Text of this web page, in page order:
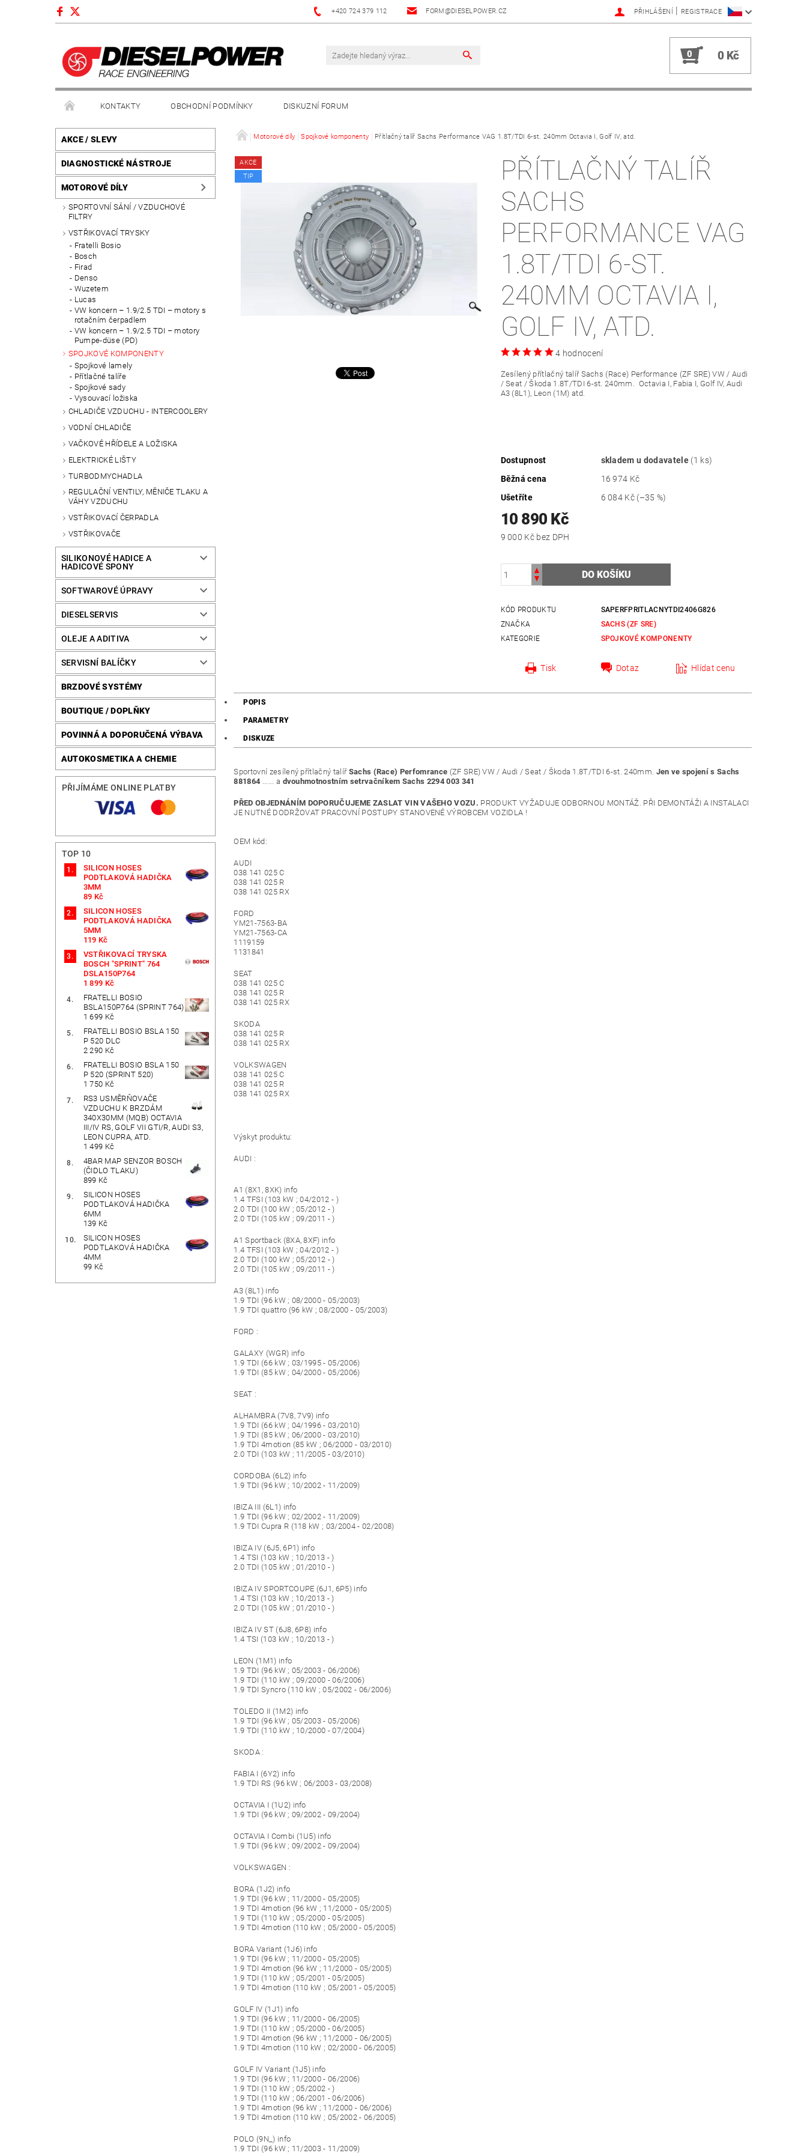
+420 724 379 112 FORM@DIESELPOWER.CZ PŘIHLÁŠENÍ | REGISTRACE
0 0 Kč
KONTAKTY OBCHODNÍ PODMÍNKY DISKUZNÍ FORUM
AKCE / SLEVY
DIAGNOSTICKÉ NÁSTROJE
MOTOROVÉ DÍLY
SPORTOVNÍ SÁNÍ / VZDUCHOVÉ
FILTRY
VSTŘIKOVACÍ TRYSKY
Fratelli Bosio
Bosch
Firad
Denso
Wuzetem
Lucas
VW koncern – 1.9/2.5 TDI – motory s
rotačním čerpadlem
VW koncern – 1.9/2.5 TDI – motory
Pumpe-düse (PD)
SPOJKOVÉ KOMPONENTY
Spojkové lamely
Přítlačné talíře
Spojkové sady
Vysouvací ložiska
CHLADIČE VZDUCHU - INTERCOOLERY
VODNÍ CHLADIČE
VAČKOVÉ HŘÍDELE A LOŽISKA
ELEKTRICKÉ LIŠTY
TURBODMYCHADLA
REGULAČNÍ VENTILY, MĚNIČE TLAKU A
VÁHY VZDUCHU
VSTŘIKOVACÍ ČERPADLA
VSTŘIKOVAČE
SILIKONOVÉ HADICE A
HADICOVÉ SPONY
SOFTWAROVÉ ÚPRAVY
DIESELSERVIS
OLEJE A ADITIVA
SERVISNÍ BALÍČKY
BRZDOVÉ SYSTÉMY
BOUTIQUE / DOPLŇKY
POVINNÁ A DOPORUČENÁ VÝBAVA
AUTOKOSMETIKA A CHEMIE
PŘIJÍMÁME ONLINE PLATBY
TOP 10
SILICON HOSES
PODTLAKOVÁ HADIČKA
3MM
89 Kč
SILICON HOSES
PODTLAKOVÁ HADIČKA
5MM
119 Kč
VSTŘIKOVACÍ TRYSKA
BOSCH "SPRINT" 764
DSLA150P764
1 899 Kč
FRATELLI BOSIO
BSLA150P764 (SPRINT 764)
1 699 Kč
FRATELLI BOSIO BSLA 150
P 520 DLC
2 290 Kč
FRATELLI BOSIO BSLA 150
P 520 (SPRINT 520)
1 750 Kč
RS3 USMĚRŇOVAČE
VZDUCHU K BRZDÁM
340X30MM (MQB) OCTAVIA
III/IV RS, GOLF VII GTI/R, AUDI S3,
LEON CUPRA, ATD.
1 499 Kč
4BAR MAP SENZOR BOSCH
(ČIDLO TLAKU)
899 Kč
SILICON HOSES
PODTLAKOVÁ HADIČKA
6MM
139 Kč
SILICON HOSES
PODTLAKOVÁ HADIČKA
4MM
99 Kč
Motorové díly Spojkové komponenty Přítlačný talíř Sachs Performance VAG 1.8T/TDI 6-st. 240mm Octavia I, Golf IV, atd.
AKCE
TIP
PŘÍTLAČNÝ TALÍŘ
SACHS
PERFORMANCE VAG
1.8T/TDI 6-ST.
240MM OCTAVIA I,
GOLF IV, ATD.
4 hodnocení
Zesílený přítlačný talíř Sachs (Race) Performance (ZF SRE) VW / Audi
/ Seat / Škoda 1.8T/TDI 6-st. 240mm. Octavia I, Fabia I, Golf IV, Audi
A3 (8L1), Leon (1M) atd.
Dostupnost skladem u dodavatele (1 ks)
Běžná cena
16 974 Kč
Ušetříte
6 084 Kč (–35 %)
10 890 Kč
9 000 Kč bez DPH
KÓD PRODUKTU
SAPERFPRITLACNYTDI2406G826
ZNAČKA
SACHS (ZF SRE)
KATEGORIE
SPOJKOVÉ KOMPONENTY
Tisk Dotaz Hlídat cenu
POPIS
PARAMETRY
DISKUZE
Sportovní zesílený přítlačný talíř Sachs (Race) Perfomrance (ZF SRE) VW / Audi / Seat / Škoda 1.8T/TDI 6-st. 240mm. Jen ve spojení s Sachs
881864 ...... a dvouhmotnostním setrvačníkem Sachs 2294 003 341
PŘED OBJEDNÁNÍM DOPORUČUJEME ZASLAT VIN VAŠEHO VOZU. PRODUKT VYŽADUJE ODBORNOU MONTÁŽ. PŘI DEMONTÁŽI A INSTALACI
JE NUTNÉ DODRŽOVAT PRACOVNÍ POSTUPY STANOVENÉ VÝROBCEM VOZIDLA !
OEM kód:
AUDI
038 141 025 C
038 141 025 R
038 141 025 RX
FORD
YM21-7563-BA
YM21-7563-CA
1119159
1131841
SEAT
038 141 025 C
038 141 025 R
038 141 025 RX
SKODA
038 141 025 R
038 141 025 RX
VOLKSWAGEN
038 141 025 C
038 141 025 R
038 141 025 RX
Výskyt produktu:
AUDI :
A1 (8X1, 8XK) info
1.4 TFSI (103 kW ; 04/2012 - )
2.0 TDI (100 kW ; 05/2012 - )
2.0 TDI (105 kW ; 09/2011 - )
A1 Sportback (8XA, 8XF) info
1.4 TFSI (103 kW ; 04/2012 - )
2.0 TDI (100 kW ; 05/2012 - )
2.0 TDI (105 kW ; 09/2011 - )
A3 (8L1) info
1.9 TDI (96 kW ; 08/2000 - 05/2003)
1.9 TDI quattro (96 kW ; 08/2000 - 05/2003)
FORD :
GALAXY (WGR) info
1.9 TDI (66 kW ; 03/1995 - 05/2006)
1.9 TDI (85 kW ; 04/2000 - 05/2006)
SEAT :
ALHAMBRA (7V8, 7V9) info
1.9 TDI (66 kW ; 04/1996 - 03/2010)
1.9 TDI (85 kW ; 06/2000 - 03/2010)
1.9 TDI 4motion (85 kW ; 06/2000 - 03/2010)
2.0 TDI (103 kW ; 11/2005 - 03/2010)
CORDOBA (6L2) info
1.9 TDI (96 kW ; 10/2002 - 11/2009)
IBIZA III (6L1) info
1.9 TDI (96 kW ; 02/2002 - 11/2009)
1.9 TDI Cupra R (118 kW ; 03/2004 - 02/2008)
IBIZA IV (6J5, 6P1) info
1.4 TSI (103 kW ; 10/2013 - )
2.0 TDI (105 kW ; 01/2010 - )
IBIZA IV SPORTCOUPE (6J1, 6P5) info
1.4 TSI (103 kW ; 10/2013 - )
2.0 TDI (105 kW ; 01/2010 - )
IBIZA IV ST (6J8, 6P8) info
1.4 TSI (103 kW ; 10/2013 - )
LEON (1M1) info
1.9 TDI (96 kW ; 05/2003 - 06/2006)
1.9 TDI (110 kW ; 09/2000 - 06/2006)
1.9 TDI Syncro (110 kW ; 05/2002 - 06/2006)
TOLEDO II (1M2) info
1.9 TDI (96 kW ; 05/2003 - 05/2006)
1.9 TDI (110 kW ; 10/2000 - 07/2004)
SKODA :
FABIA I (6Y2) info
1.9 TDI RS (96 kW ; 06/2003 - 03/2008)
OCTAVIA I (1U2) info
1.9 TDI (96 kW ; 09/2002 - 09/2004)
OCTAVIA I Combi (1U5) info
1.9 TDI (96 kW ; 09/2002 - 09/2004)
VOLKSWAGEN :
BORA (1J2) info
1.9 TDI (96 kW ; 11/2000 - 05/2005)
1.9 TDI 4motion (96 kW ; 11/2000 - 05/2005)
1.9 TDI (110 kW ; 05/2000 - 05/2005)
1.9 TDI 4motion (110 kW ; 05/2000 - 05/2005)
BORA Variant (1J6) info
1.9 TDI (96 kW ; 11/2000 - 05/2005)
1.9 TDI 4motion (96 kW ; 11/2000 - 05/2005)
1.9 TDI (110 kW ; 05/2001 - 05/2005)
1.9 TDI 4motion (110 kW ; 05/2001 - 05/2005)
GOLF IV (1J1) info
1.9 TDI (96 kW ; 11/2000 - 06/2005)
1.9 TDI (110 kW ; 05/2000 - 06/2005)
1.9 TDI 4motion (96 kW ; 11/2000 - 06/2005)
1.9 TDI 4motion (110 kW ; 02/2000 - 06/2005)
GOLF IV Variant (1J5) info
1.9 TDI (96 kW ; 11/2000 - 06/2006)
1.9 TDI (110 kW ; 05/2002 - )
1.9 TDI (110 kW ; 06/2001 - 06/2006)
1.9 TDI 4motion (96 kW ; 11/2000 - 06/2006)
1.9 TDI 4motion (110 kW ; 05/2002 - 06/2005)
POLO (9N_) info
1.9 TDI (96 kW ; 11/2003 - 11/2009)